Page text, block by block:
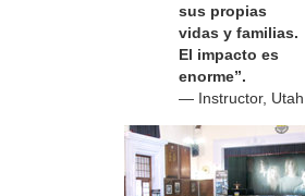
sus propias
vidas y familias.
El impacto es
enorme”.
— Instructor, Utah